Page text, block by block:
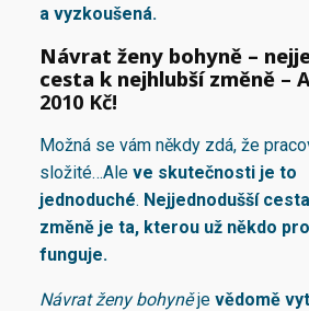
a vyzkoušená.
Návrat ženy bohyně –
cesta k nejhlubší změně –
2010 Kč!
Možná se vám někdy zdá, že
složité…Ale ve skutečnosti je to
jednoduché. Nejjednodušší
změně je ta, kterou už někdo
funguje.
Návrat ženy bohyněje vědomě